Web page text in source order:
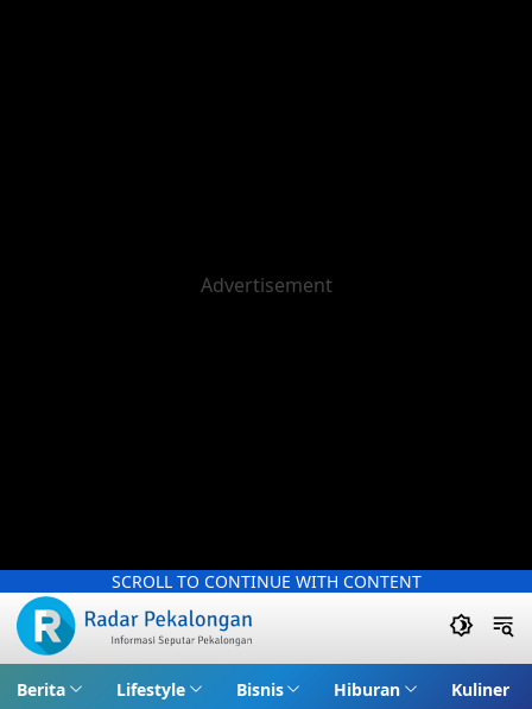
SCROLL TO CONTINUE WITH CONTENT
Berita Lifestyle Bisnis Hiburan Kuliner